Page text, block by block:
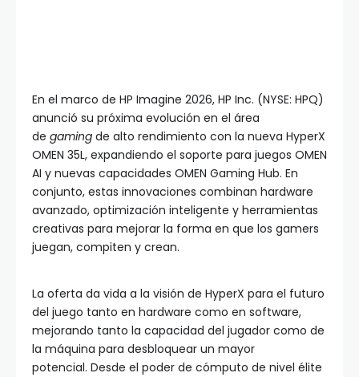
En el marco de HP Imagine 2026, HP Inc. (NYSE: HPQ)
anunció su próxima evolución en el área
de gaming de alto rendimiento con la nueva HyperX
OMEN 35L, expandiendo el soporte para juegos OMEN
AI y nuevas capacidades OMEN Gaming Hub. En
conjunto, estas innovaciones combinan hardware
avanzado, optimización inteligente y herramientas
creativas para mejorar la forma en que los gamers
juegan, compiten y crean.
La oferta da vida a la visión de HyperX para el futuro
del juego tanto en hardware como en software,
mejorando tanto la capacidad del jugador como de
la máquina para desbloquear un mayor
potencial. Desde el poder de cómputo de nivel élite